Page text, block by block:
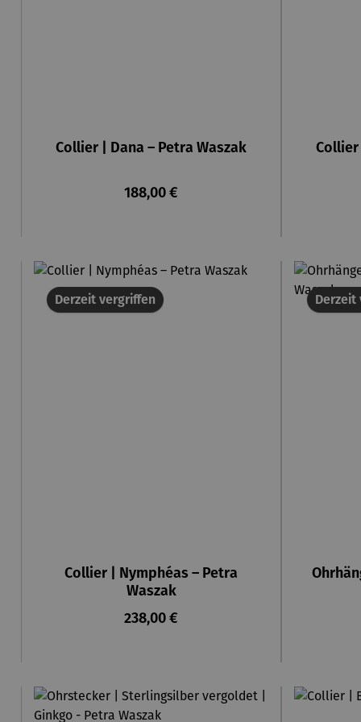
Collier | Dana – Petra Waszak
Regulärer Preis:
188,00 €
Collier
Derzeit vergriffen
Collier | Nymphéas – Petra
Waszak
Regulärer Preis:
238,00 €
Derzeit